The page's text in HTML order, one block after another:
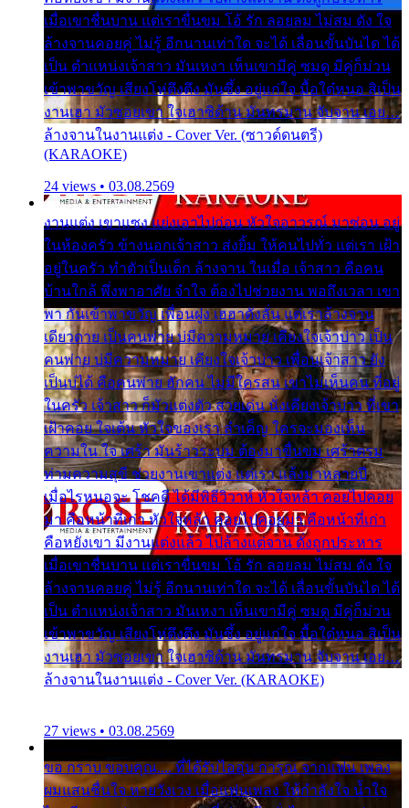
เมื่อเขาชื่นบาน แต่เราขื่นขม โอ้ รัก ลอยลม ไม่สม ดัง ใจ
ล้างจานคอยคู่ ไม่รู้ อีกนานเท่าใด จะได้ เลื่อนขั้นบันได ได้
เป็น ตำแหน่งเจ้าสาว มันเหงา เห็นเขามีคู่ ซมดู มีคู่ก็ม่วน
เข้าพาขวัญ เสียงโห่ตึงตึง มันซึ้ง อยู่แก่ใจ มื้อใด๋หนอ สิเป็น
งานเฮา มัวซอยเขา ใจเฮาซิด้าน มันทรมาน จับจาน เอย…
ล้างจานในงานแต่ง - Cover Ver. (ซาวด์ดนตรี)
(KARAOKE)
24 views • 03.08.2569
งานแต่ง เขาแซง แย่งเอาไปก่อน หัวใจอาวรณ์ มาซ่อน อยู่
ในห้องครัว ข้างนอกเจ้าสาว ส่งยิ้ม ให้คนไปทั่ว แต่เรา เฝ้า
อยู่ในครัว ทำตัวเป็นเด็ก ล้างจาน ในเมื่อ เจ้าสาว คือคน
บ้านใกล้ พึ่งพาอาศัย จำใจ ต้องไปช่วยงาน พอถึงเวลา เขา
พา กันเข้าพาขวัญ เพื่อนฝูง เฮฮาดังลั่น แต่เราล้างจาน
เดียวดาย เป็นคนพ่าย บ่มีความหมาย เคียงใจเจ้าบ่าว เป็น
คนพ่าย บ่มีความหมาย เคียงใจเจ้าบ่าว เพื่อนเจ้าสาว ยัง
เป็นบ่ได้ คือคนพ่าย ฮักคน ไม่มีใครสน เขาไม่เห็นคน ที่อยู่
ในครัว เจ้าสาว ก็มัวแต่งตัว สวยเด่น นั่งเคียงเจ้าบ่าว ที่เขา
เฝ้าคอย ใจเต้น หัวใจของเรา ลำเค็ญ ใครจะมองเห็น
ความใน ใจ เศร้า มันร้าวระบม ต้องมาขื่นขม เศร้าตรม
ท่ามความสุขี ช่วยงานเขาแต่ง แต่เรา แล้งมาหลายปี
เมื่อไรหนอจะ โชคดี ได้มีพิธีวิวาห์ หัวใจหล้า คอยไปคอย
มา คือหน้าที่เก่า หัวใจหล้า คอยไปคอยมา คือหน้าที่เก่า
คือหยังเขา มีงานแต่งแล้ว ไปล้างแต่จาน ดั่งถูกประหาร
เมื่อเขาชื่นบาน แต่เราขื่นขม โอ้ รัก ลอยลม ไม่สม ดัง ใจ
ล้างจานคอยคู่ ไม่รู้ อีกนานเท่าใด จะได้ เลื่อนขั้นบันได ได้
เป็น ตำแหน่งเจ้าสาว มันเหงา เห็นเขามีคู่ ซมดู มีคู่ก็ม่วน
เข้าพาขวัญ เสียงโห่ตึงตึง มันซึ้ง อยู่แก่ใจ มื้อใด๋หนอ สิเป็น
งานเฮา มัวซอยเขา ใจเฮาซิด้าน มันทรมาน จับจาน เอย…
ล้างจานในงานแต่ง - Cover Ver. (KARAOKE)
27 views • 03.08.2569
ขอ กราบ ขอบคุณ.... ที่ได้รับไออุ่น การุณ จากแฟน เพลง
ผมแสนชื่นใจ หายวังเวง เมื่อแฟนเพลง ให้กำลังใจ น้ำใจ